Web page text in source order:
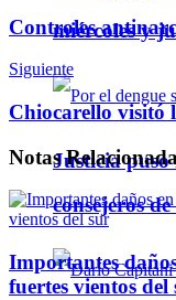
miércoles y
Justicia
consejeros
Controles
Siguiente
Chiocarello visitó
Notas
Importantes
fuertes vientos del